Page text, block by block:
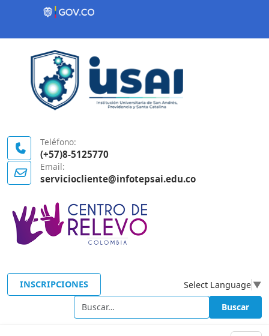
Contenido inicial
Teléfono:
(+57)8-5125770
Email:
serviciocliente@infotepsai.edu.co
INSCRIPCIONES Select Language ▼
Buscar Buscar